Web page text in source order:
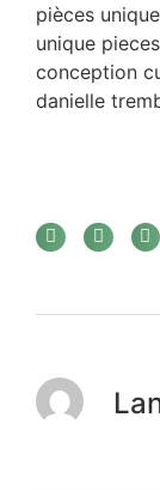
pièces
unique pieces
conception
danielle